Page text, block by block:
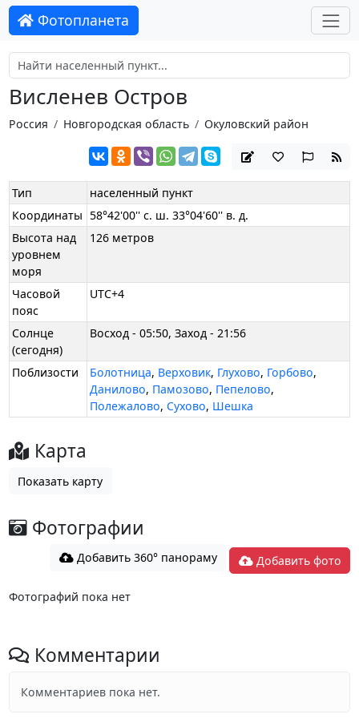
Фотопланета
Висленев Остров
Россия Новгородская область Окуловский район
Тип
населенный пункт
Координаты 58°42'00'' с. ш. 33°04'60'' в. д.
Высота над
уровнем
моря
126 метров
Часовой
пояс
UTC+4
Солнце
(сегодня)
Восход - 05:50, Заход - 21:56
Поблизости Болотница, Верховик, Глухово, Горбово,
Данилово, Памозово, Пепелово,
Полежалово, Сухово, Шешка
Карта
Показать карту
Фотографии
Добавить 360° панораму Добавить фото
Фотографий пока нет
Комментарии
Комментариев пока нет.